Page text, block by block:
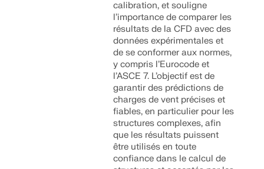
calibration, et souligne
l’importance de comparer les
résultats de la CFD avec des
données expérimentales et
de se conformer aux normes,
y compris l’Eurocode et
l’ASCE 7. L’objectif est de
garantir des prédictions de
charges de vent précises et
fiables, en particulier pour les
structures complexes, afin
que les résultats puissent
être utilisés en toute
confiance dans le calcul de